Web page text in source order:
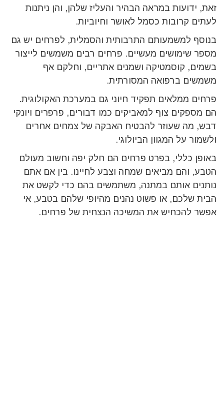
זאת, ידועות במראה הבהיר והעליז שלהן, והן ניתנות
לעתים קרובות כסמל לאושר וחיוביות.
בנוסף למשמעותם התרבותית והסמלית, לפרחים יש גם
מספר שימושים מעשיים. פרחים רבים משמשים לייצור
בשמים, קוסמטיקה ושמנים אתריים, וחלקם אף
משמשים ברפואה המסורתית.
פרחים ממלאים תפקיד חיוני גם במערכת האקולוגית.
הם מספקים צוף למאביקים כמו דבורים, פרפרים ויונקי
דבש, מה שעוזר להבטיח האבקה של צמחים אחרים
ולשמור על המגוון הביולוגי.
באופן כללי, בפרט פרחים הם חלק יפה וחשוב מעולם
הטבע, והם מביאים שמחה וצבע לחיינו. בין אם אתם
נותנים אותם במתנה, משתמשים בהם כדי לקשט את
הבית שלכם, או פשוט נהנים מהיופי שלהם בטבע, אי
אפשר להכחיש את המשיכה הנצחית של פרחים.